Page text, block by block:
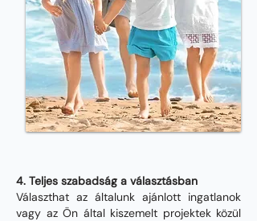
4. Teljes szabadság a választásban
Választhat az általunk ajánlott ingatlanok
vagy az Ön által kiszemelt projektek közül